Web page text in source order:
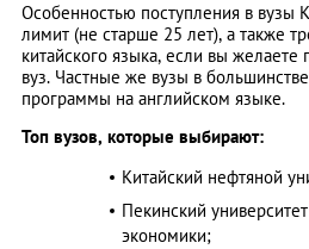
Особенностью поступления в вузы
лимит (не старше 25 лет), а также
китайского языка, если вы желаете
вуз. Частные же вузы в
программы на английском языке.
Топ вузов, которые выбирают:
Китайский нефтяной
Пекинский
экономики;